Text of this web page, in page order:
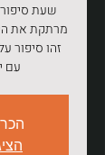
שעת
זהו סיפור
עם